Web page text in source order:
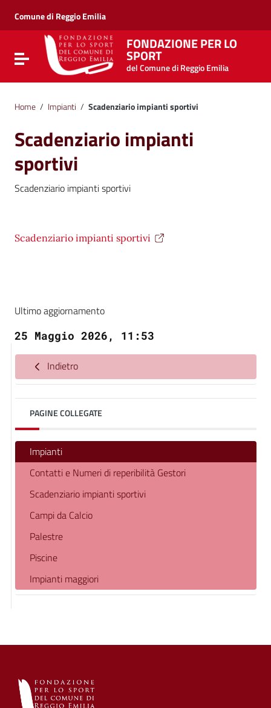
Vai al menu di navigazione
Vai al footer
Comune di Reggio Emilia
Attiva / disattiva la navigazione
FONDAZIONE PER LO
SPORT
del Comune di Reggio Emilia
Home / Impianti / Scadenziario impianti sportivi
Scadenziario impianti
sportivi
Scadenziario impianti sportivi
Scadenziario impianti sportivi
Ultimo aggiornamento
25 Maggio 2026, 11:53
Indietro
PAGINE COLLEGATE
Impianti
Contatti e Numeri di reperibilità Gestori
Scadenziario impianti sportivi
Campi da Calcio
Palestre
Piscine
Impianti maggiori